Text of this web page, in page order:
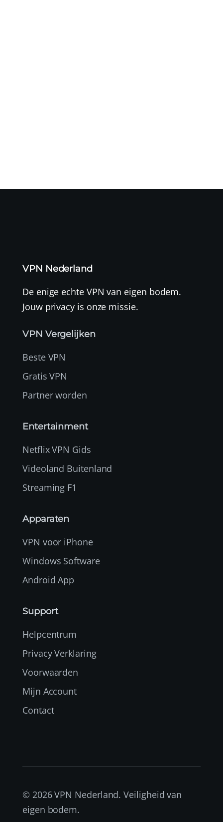
VPN Nederland
De enige echte VPN van eigen bodem.
Jouw privacy is onze missie.
VPN Vergelijken
Beste VPN
Gratis VPN
Partner worden
Entertainment
Netflix VPN Gids
Videoland Buitenland
Streaming F1
Apparaten
VPN voor iPhone
Windows Software
Android App
Support
Helpcentrum
Privacy Verklaring
Voorwaarden
Mijn Account
Contact
© 2026 VPN Nederland. Veiligheid van
eigen bodem.